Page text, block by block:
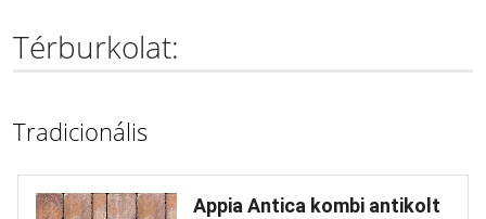
Térburkolat:
Tradicionális
Appia Antica kombi antikolt